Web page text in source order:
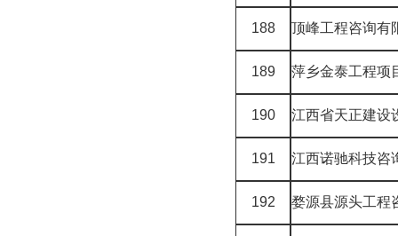
188 顶峰工程咨询有
189 萍乡金泰工程项
190 江西省天正建设
191 江西诺驰科技咨
192 婺源县源头工程